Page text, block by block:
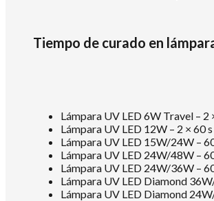
Tiempo de curado en
Lámpara UV LED 6W Travel – 2
Lámpara UV LED 12W – 2 × 60 s
Lámpara UV LED 15W/24W –
Lámpara UV LED 24W/48W –
Lámpara UV LED 24W/36W –
Lámpara UV LED Diamond
Lámpara UV LED Diamond